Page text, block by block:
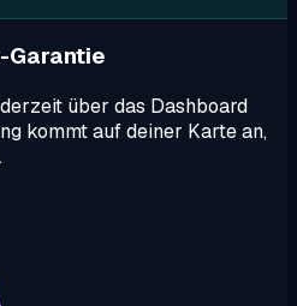
Garantie
über das Dashboard
kommt auf deiner Karte an,